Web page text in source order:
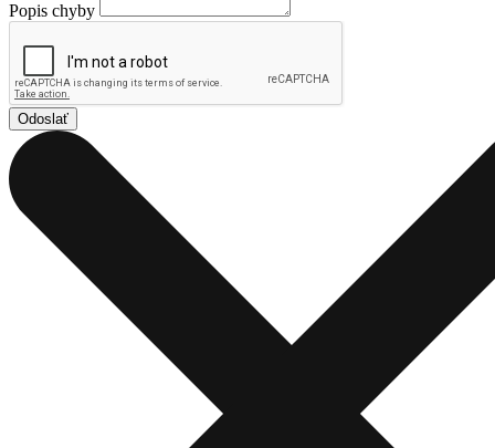
Popis chyby
Odoslať